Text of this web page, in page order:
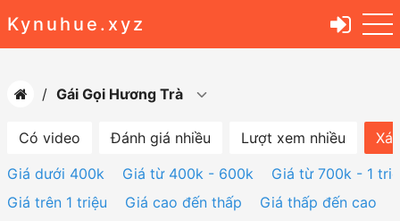
Kynuhue.xyz
Gái Gọi Hương Trà
Có video Đánh giá nhiều Lượt xem nhiều
Giá dưới 400k
Giá từ 400k - 600k
Giá từ 700k - 1
Giá trên 1 triệu
Giá cao đến thấp
Giá thấp đến cao